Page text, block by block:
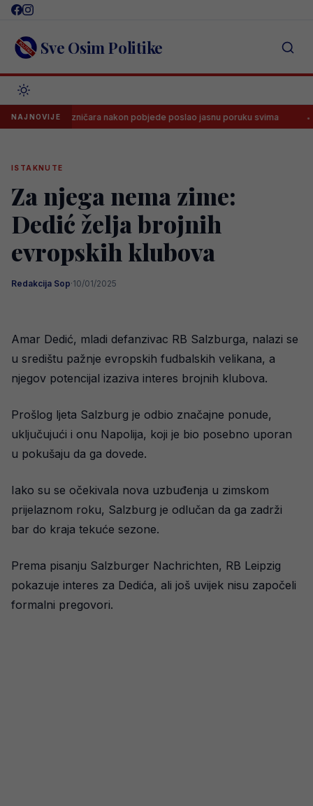
Skip
content Sve Osim Politike
NAJNOVIJE
Željezničara nakon pobjede poslao jasnu poruku svima
ISTAKNUTE
Za njega nema zime:
Dedić želja brojnih
evropskih klubova
Redakcija Sop·10/01/2025
Amar Dedić, mladi defanzivac RB Salzburga, nalazi se
u središtu pažnje evropskih fudbalskih velikana, a
njegov potencijal izaziva interes brojnih klubova.
Prošlog ljeta Salzburg je odbio značajne ponude,
uključujući i onu Napolija, koji je bio posebno uporan
u pokušaju da ga dovede.
Iako su se očekivala nova uzbuđenja u zimskom
prijelaznom roku, Salzburg je odlučan da ga zadrži
bar do kraja tekuće sezone.
Prema pisanju Salzburger Nachrichten, RB Leipzig
pokazuje interes za Dedića, ali još uvijek nisu započeli
formalni pregovori.